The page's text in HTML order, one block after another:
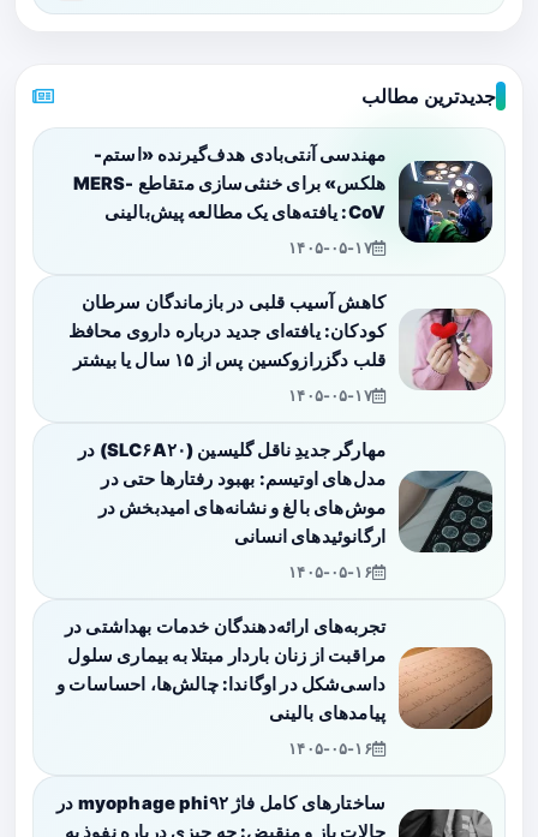
جدیدترین مطالب
مهندسی آنتی‌بادی هدف‌گیرنده «استم-
هلکس» برای خنثی‌سازی متقاطع MERS-
CoV: یافته‌های یک مطالعه پیش‌بالینی
۱۴۰۵-۰۵-۱۷
کاهش آسیب قلبی در بازماندگان سرطان
کودکان: یافته‌ای جدید درباره داروی محافظ
قلب دگزرازوکسین پس از ۱۵ سال یا بیشتر
۱۴۰۵-۰۵-۱۷
مهارگر جدیدِ ناقل گلیسین (SLC۶A۲۰) در
مدل‌های اوتیسم: بهبود رفتارها حتی در
موش‌های بالغ و نشانه‌های امیدبخش در
ارگانوئیدهای انسانی
۱۴۰۵-۰۵-۱۶
تجربه‌های ارائه‌دهندگان خدمات بهداشتی در
مراقبت از زنان باردار مبتلا به بیماری سلول
داسی‌شکل در اوگاندا: چالش‌ها، احساسات و
پیامدهای بالینی
۱۴۰۵-۰۵-۱۶
ساختارهای کامل فاژ myophage phi۹۲ در